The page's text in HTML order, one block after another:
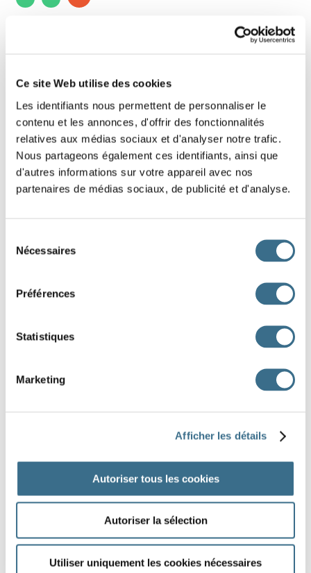
Ce site Web utilise des cookies
Les identifiants nous permettent de personnaliser le
contenu et les annonces, d'offrir des fonctionnalités
relatives aux médias sociaux et d'analyser notre trafic.
Nous partageons également ces identifiants, ainsi que
d'autres informations sur votre appareil avec nos
partenaires de médias sociaux, de publicité et d'analyse.
Nécessaires
Préférences
Statistiques
Marketing
Afficher les détails
Autoriser tous les cookies
Autoriser la sélection
Utiliser uniquement les cookies nécessaires
10 - Lettres mélangées : Mot de 4 lettres
ordre.
Indice : Couleur
G R S I
DONE!